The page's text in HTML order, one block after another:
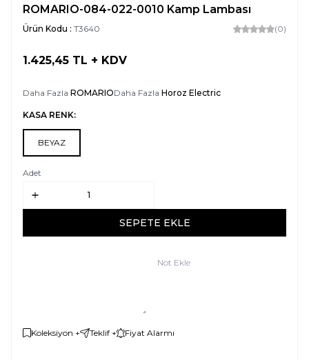
ROMARIO-084-022-0010 Kamp Lambası
Ürün Kodu : T3640 (0)
1.425,45 TL + KDV
Daha Fazla ROMARIODaha Fazla Horoz Electric
KASA RENK:
BEYAZ
Adet
SEPETE EKLE
Not Ekle
Koleksiyon + Teklif + Fiyat Alarmı